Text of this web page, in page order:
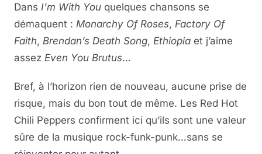
Dans I’m With You quelques chansons se
démaquent : Monarchy Of Roses, Factory Of
Faith, Brendan’s Death Song, Ethiopia et j’aime
assez Even You Brutus…
Bref, à l’horizon rien de nouveau, aucune prise de
risque, mais du bon tout de même. Les Red Hot
Chili Peppers confirment ici qu’ils sont une valeur
sûre de la musique rock-funk-punk…sans se